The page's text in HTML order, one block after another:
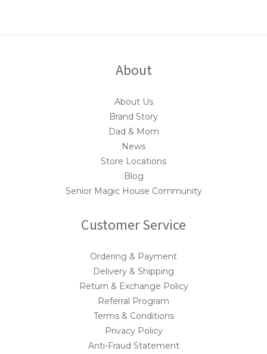
About
About Us
Brand Story
Dad & Mom
News
Store Locations
Blog
Senior Magic House Community
Customer Service
Ordering & Payment
Delivery & Shipping
Return & Exchange Policy
Referral Program
Terms & Conditions
Privacy Policy
Anti-Fraud Statement